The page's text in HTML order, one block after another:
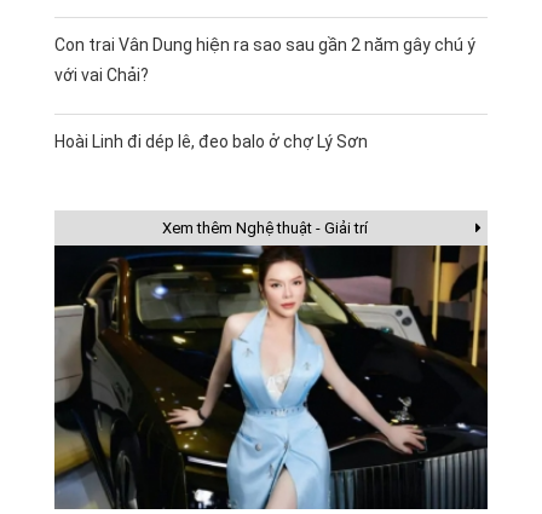
Con trai Vân Dung hiện ra sao sau gần 2 năm gây chú ý
với vai Chải?
Hoài Linh đi dép lê, đeo balo ở chợ Lý Sơn
Xem thêm Nghệ thuật - Giải trí